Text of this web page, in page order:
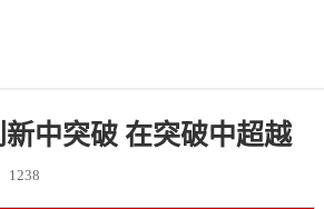
中突破 在突破中超越
1238